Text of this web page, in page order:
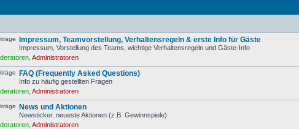
Impressum, Teamvorstellung, Verhaltensregeln & erste Info für Gäste
Impressum, Vorstellung des Teams, wichtige Verhaltensregeln und Gäste-Info
,Administratoren
FAQ (Frequently Asked Questions)
Info zu häufig gestellten Fragen
,Administratoren
News und Aktionen
Newsticker, neueste Aktionen (z.B. Gewinnspiele)
,Administratoren